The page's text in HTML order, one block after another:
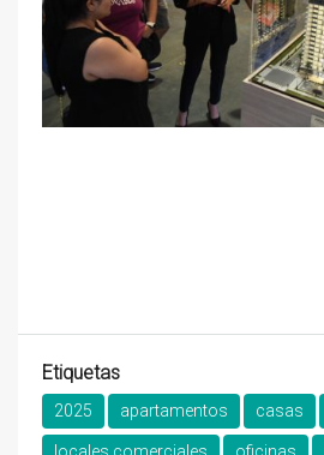
Etiquetas
2025 apartamentos casas